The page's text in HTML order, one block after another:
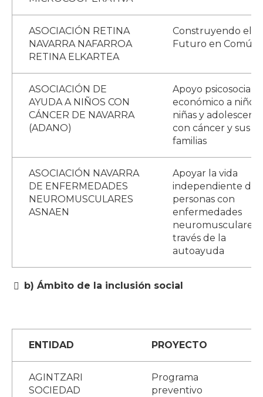
ASOCIACIÓN RETINA
NAVARRA NAFARROA
RETINA ELKARTEA
Construyendo el
Futuro en Común
ASOCIACIÓN DE
AYUDA A NIÑOS CON
CÁNCER DE NAVARRA
(ADANO)
Apoyo psicosocial y
económico a niños,
niñas y
con cáncer y sus
familias
ASOCIACIÓN NAVARRA
DE ENFERMEDADES
NEUROMUSCULARES
ASNAEN
Apoyar la vida
independiente de
personas con
enfermedades
neuromusculares
través de la
autoayuda
b) Ámbito de la inclusión social
ENTIDAD PROYECTO
AGINTZARI
SOCIEDAD
Programa
preventivo